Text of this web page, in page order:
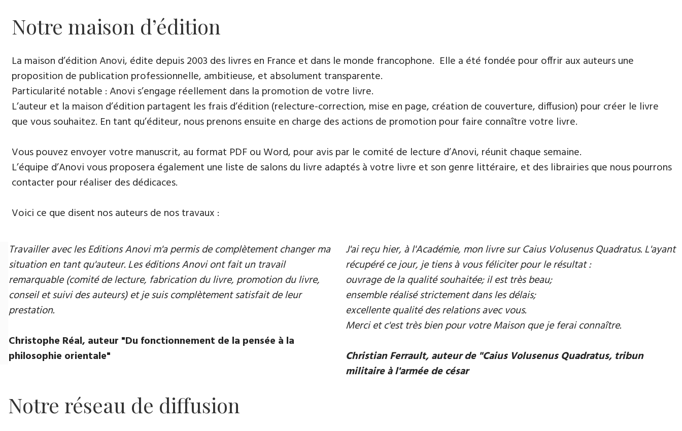
Notre maison d’édition
La maison d’édition Anovi, édite depuis 2003 des livres en France et dans le monde francophone. Elle a été fondée pour offrir aux auteurs une
proposition de publication professionnelle, ambitieuse, et absolument transparente.
Particularité notable : Anovi s’engage réellement dans la promotion de votre livre.
L’auteur et la maison d’édition partagent les frais d’édition (relecture-correction, mise en page, création de couverture, diffusion) pour créer le livre
que vous souhaitez. En tant qu’éditeur, nous prenons ensuite en charge des actions de promotion pour faire connaître votre livre.
Vous pouvez envoyer votre manuscrit, au format PDF ou Word, pour avis par le comité de lecture d’Anovi, réunit chaque semaine.
L’équipe d’Anovi vous proposera également une liste de salons du livre adaptés à votre livre et son genre littéraire, et des librairies que nous pourrons
contacter pour réaliser des dédicaces.
Voici ce que disent nos auteurs de nos travaux :
Travailler avec les Editions Anovi m'a permis de complètement changer ma
situation en tant qu'auteur. Les éditions Anovi ont fait un travail
remarquable (comité de lecture, fabrication du livre, promotion du livre,
conseil et suivi des auteurs) et je suis complètement satisfait de leur
prestation.
Christophe Réal, auteur ​"Du fonctionnement de la pensée à la
philosophie orientale"
J'ai reçu hier, à l'Académie, mon livre sur Caius Volusenus Quadratus. L'ayant
récupéré ce jour, je tiens à vous féliciter pour le résultat :
ouvrage de la qualité souhaitée; il est très beau;
ensemble réalisé strictement dans les délais;
excellente qualité des relations avec vous.
Merci et c'est très bien pour votre Maison que je ferai connaître.
Christian Ferrault, auteur de "Caius Volusenus Quadratus, tribun
militaire à l'armée de césar
Notre réseau de diffusion